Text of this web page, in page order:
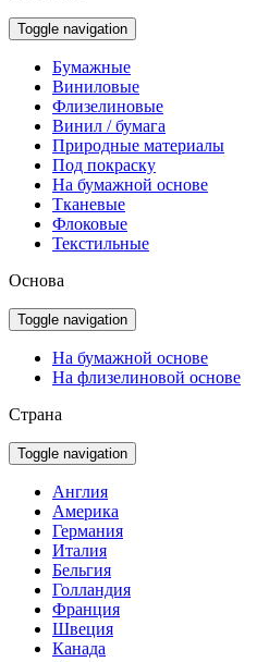
Toggle navigation
Бумажные
Виниловые
Флизелиновые
Винил / бумага
Природные материалы
Под покраску
На бумажной основе
Тканевые
Флоковые
Текстильные
Основа
Toggle navigation
На бумажной основе
На флизелиновой основе
Страна
Toggle navigation
Англия
Америка
Германия
Италия
Бельгия
Голландия
Франция
Швеция
Канада